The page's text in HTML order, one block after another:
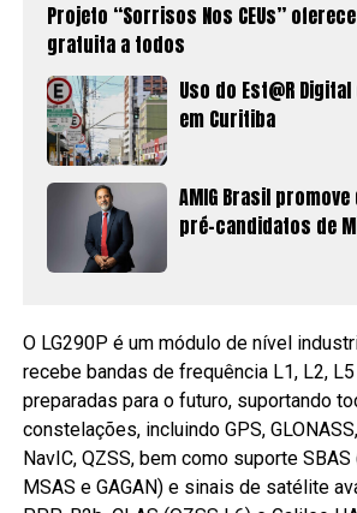
Projeto “Sorrisos Nos CEUs”
gratuita a todos
Uso do Est@R
em Curitiba
AMIG Brasil
pré-candidatos de
O LG290P é um módulo de nível
recebe bandas de frequência L1, L2,
preparadas para o futuro, suportando
constelações, incluindo GPS,
NavIC, QZSS, bem como suporte SBAS
MSAS e GAGAN) e sinais de satélite